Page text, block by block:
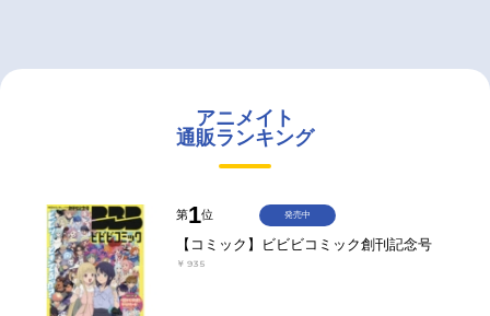
アニメイト
通販ランキング
第1位
【コミック】ビビビコミック創刊記念号
￥935
発売中